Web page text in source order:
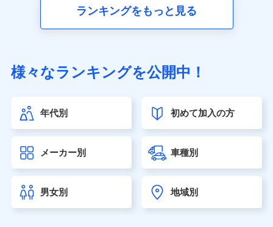
（https://www.sonylife.co.jp）
第一ネオ生命保険株式会社（https://neofirst.co.jp/）
大樹生命保険株式会社（https://www.taiju-life.co.jp）
seimei.co.jp）
チューリッヒ生命保険株式会社
東京海上日動あんしん生命保険株式会社
（https://www.tmn-anshin.co.jp/）
ランキングをもっと見る
様々なランキングを公開中！
年代別 初めて加入の方
メーカー別 車種別
男女別 地域別